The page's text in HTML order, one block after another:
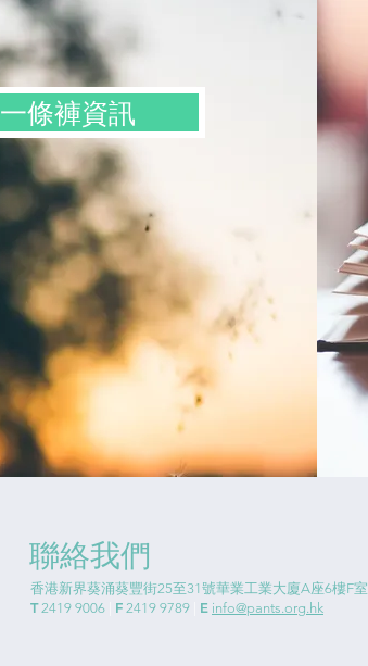
一條褲資訊
聯絡我們
香港新界葵涌葵豐街25至31號華業工業大廈A座6樓F室
T2419 9006 F 2419 9789 E info@pants.org.hk